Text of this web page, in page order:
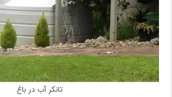
تانکر آب در باغ